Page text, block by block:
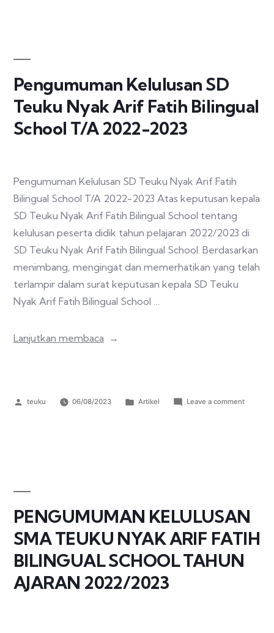
Pengumuman Kelulusan SD
Teuku Nyak Arif Fatih Bilingual
School T/A 2022-2023
Pengumuman Kelulusan SD Teuku Nyak Arif Fatih
Bilingual School T/A 2022-2023 Atas keputusan kepala
SD Teuku Nyak Arif Fatih Bilingual School tentang
kelulusan peserta didik tahun pelajaran 2022/2023 di
SD Teuku Nyak Arif Fatih Bilingual School. Berdasarkan
menimbang, mengingat dan memerhatikan yang telah
terlampir dalam surat keputusan kepala SD Teuku
Nyak Arif Fatih Bilingual School …
Lanjutkan membaca
teuku 06/08/2023 Artikel Leave a comment
PENGUMUMAN KELULUSAN
SMA TEUKU NYAK ARIF FATIH
BILINGUAL SCHOOL TAHUN
AJARAN 2022/2023